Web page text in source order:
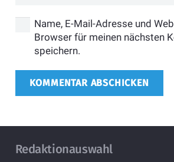
Name, E-Mail-Adresse und
Browser für meinen nächsten
speichern.
KOMMENTAR ABSCHICKEN
Redaktionauswahl